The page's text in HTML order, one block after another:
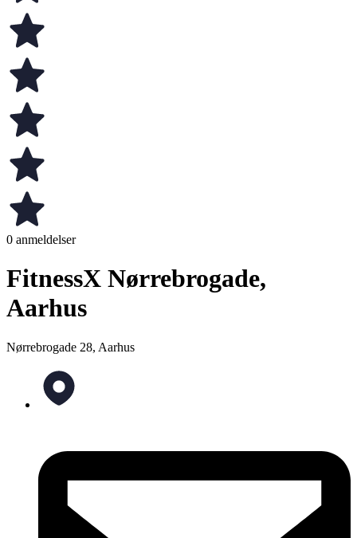
0 anmeldelser
FitnessX Nørrebrogade,
Aarhus
Nørrebrogade 28, Aarhus